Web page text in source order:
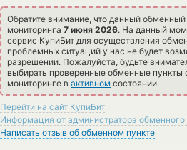
Обратите внимание, что данный обменный
мониторинга 7 июня 2026. На данный
сервис КупиБит для осуществления
проблемных ситуаций у нас не будет
разрешении. Пожалуйста, будьте
выбирать проверенные обменные пункты
мониторинге в активном состоянии.
Перейти на сайт КупиБит
Информация от администратора обменного
Написать отзыв об обменном пункте